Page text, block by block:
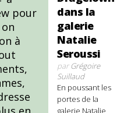
pour
à
dans la
galerie
Natalie
Seroussi
parGrégoire
Suillaud
En poussant les
portes de la
galerie Natalie